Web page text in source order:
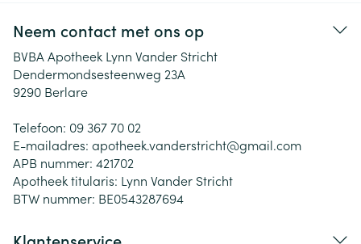
Neem contact met ons op
BVBA Apotheek Lynn Vander Stricht
Dendermondsesteenweg 23A
9290 Berlare
Telefoon: 09 367 70 02
E-mailadres: apotheek.vanderstricht@gmail.com
APB nummer: 421702
Apotheek titularis: Lynn Vander Stricht
BTW nummer: BE0543287694